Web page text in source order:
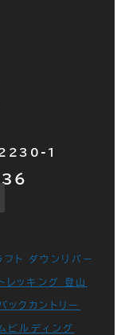
2230-1
フト ダウンリバー
トレッキング 登山
ックカントリー
ビルディング